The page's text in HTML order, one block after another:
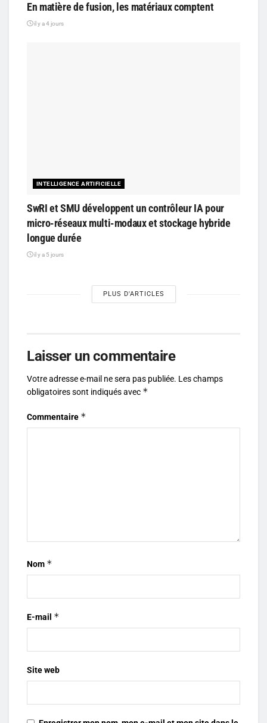
En matière de fusion, les matériaux comptent
il y a 4 jours
INTELLIGENCE ARTIFICIELLE
SwRI et SMU développent un contrôleur IA pour
micro-réseaux multi-modaux et stockage hybride
longue durée
il y a 5 jours
PLUS D'ARTICLES
Laisser un commentaire
Votre adresse e-mail ne sera pas publiée. Les champs
obligatoires sont indiqués avec *
Commentaire *
Nom *
E-mail *
Site web